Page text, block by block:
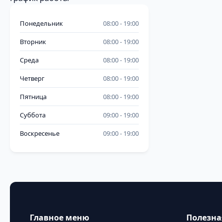
Понедельник 08:00 19:00
Вторник 08:00 19:00
Среда 08:00 19:00
Четверг 08:00 19:00
Пятница 08:00 19:00
Суббота 09:00 19:00
Воскресенье 09:00 19:00
Главное меню